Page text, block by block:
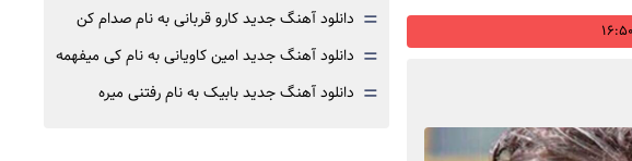
= دانلود آهنگ جدید کارو قربانی به نام صدام کن
= دانلود آهنگ جدید امین کاویانی به نام کی میفهمه
= دانلود آهنگ جدید بابیک به نام رفتنی میره